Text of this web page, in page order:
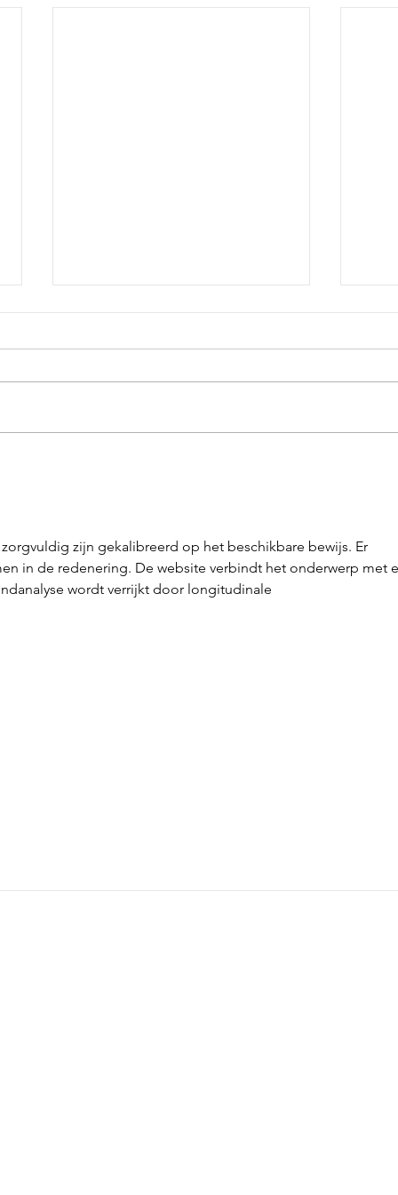
zijn gekalibreerd op het beschikbare bewijs. Er
in de redenering. De website verbindt het onderwerp met
wordt verrijkt door longitudinale